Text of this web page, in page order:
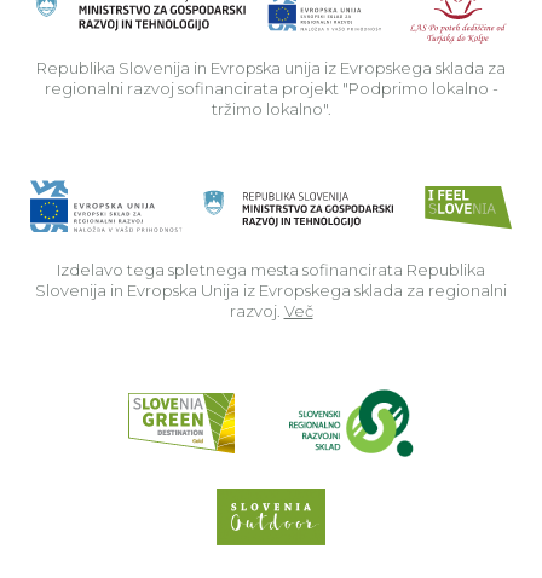
Republika Slovenija in Evropska unija iz Evropskega sklada za
regionalni razvoj sofinancirata projekt "Podprimo lokalno -
tržimo lokalno".
Izdelavo tega spletnega mesta sofinancirata Republika
Slovenija in Evropska Unija iz Evropskega sklada za regionalni
razvoj. Več